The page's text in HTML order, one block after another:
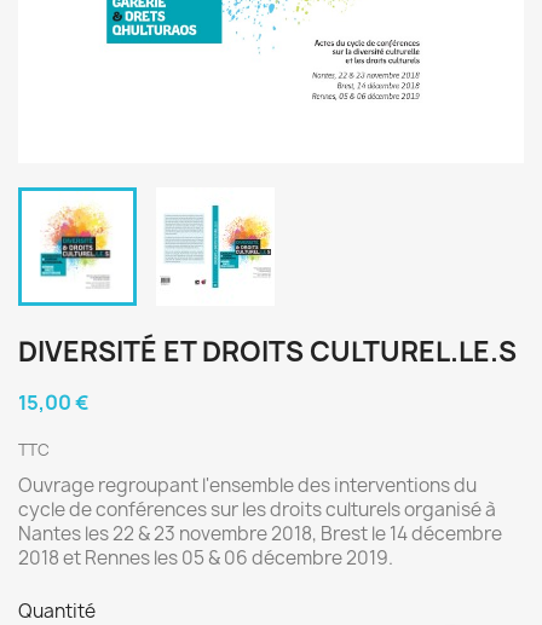
DIVERSITÉ ET DROITS CULTUREL.LE.S
15,00 €
TTC
Ouvrage regroupant l'ensemble des interventions du
cycle de conférences sur les droits culturels organisé à
Nantes les 22 & 23 novembre 2018, Brest le 14 décembre
2018 et Rennes les 05 & 06 décembre 2019.
Quantité